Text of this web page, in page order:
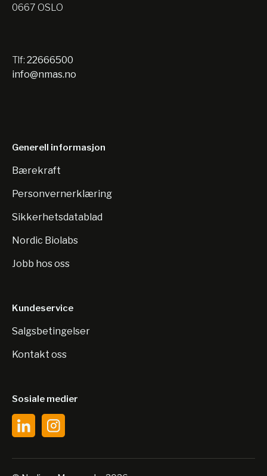
0667 OSLO
Tlf: 22666500
info@nmas.no
Generell informasjon
Bærekraft
Personvernerklæring
Sikkerhetsdatablad
Nordic Biolabs
Jobb hos oss
Kundeservice
Salgsbetingelser
Kontakt oss
Sosiale medier